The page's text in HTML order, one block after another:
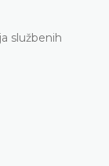
službenih